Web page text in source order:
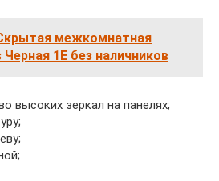
межкомнатная
1E без наличников
высоких зеркал на панелях;